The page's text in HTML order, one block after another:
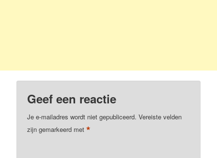
Geef een reactie
Je e-mailadres wordt niet gepubliceerd. Vereiste velden
zijn gemarkeerd met*